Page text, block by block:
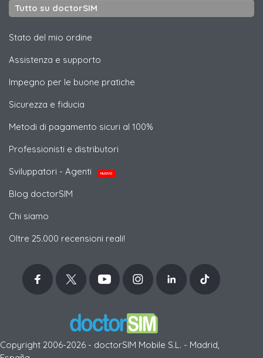
Tutto su doctorSIM
Stato del mio ordine
Assistenza e supporto
Impegno per le buone pratiche
Sicurezza e fiducia
Metodi di pagamento sicuri al 100%
Professionisti e distributori
Sviluppatori - Agenti
NUOVO
Blog doctorSIM
Chi siamo
Oltre 25.000 recensioni reali!
Copyright 2006-2026 - doctorSIM Mobile S.L. - Madrid,